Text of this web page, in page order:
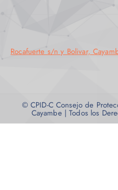
Rocafuerte s/n y Bolivar,
© CPID-C Consejo de
Cayambe | Todos los